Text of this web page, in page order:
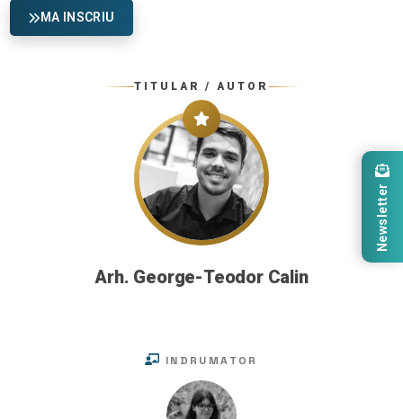
MA INSCRIU
TITULAR / AUTOR
Arh. George-Teodor Calin
INDRUMATOR
Newsletter